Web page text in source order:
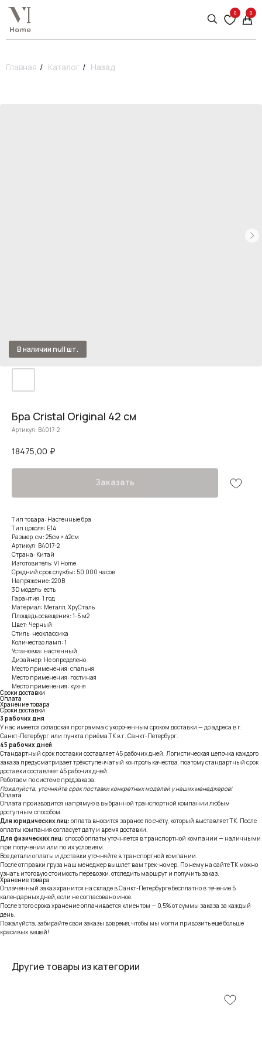
0 0
Главная / Каталог / Назад
Бра Cristal Original 42 см
Артикул: B4017-2
18475,00 ₽
Заказать
Тип товара: Настенные бра
Тип цоколя: E14
Размер, см: 25см × 42см
Артикул: B4017-2
Страна: Китай
Изготовитель: VI Home
Средний срок службы: 50 000 часов
Напряжение: 220В
3D модель: есть
Гарантия: 1 год
Материал: Металл, ХруСталь
Площадь освещения: 1-5 м2
Цвет: Черный
Стиль: неоклассика
Количество ламп: 1
Установка: настенный
Дизайнер: Не определено
Место применения: спальня
Место применения: гостиная
Место применения: кухня
Сроки доставки
Оплата
Хранение товара
Сроки доставки
3 рабочих дня
У нас имеется складская программа с укороченным сроком доставки — до адреса в г.
Санкт-Петербург или пункта приёма ТК в г. Санкт-Петербург.
45 рабочих дней
Стандартный срок поставки составляет 45 рабочих дней. Логистическая цепочка каждого
заказа предусматривает трёхступенчатый контроль качества, поэтому стандартный срок
доставки составляет 45 рабочих дней.
Работаем по системе предзаказа.
Пожалуйста, уточняйте срок поставки конкретных моделей у наших менеджеров!
Оплата
Оплата производится напрямую в выбранной транспортной компании любым
доступным способом.
Для юридических лиц: оплата вносится заранее по счёту, который выставляет ТК. После
оплаты компания согласует дату и время доставки.
Для физических лиц: способ оплаты уточняется в транспортной компании — наличными
при получении или по их условиям.
Все детали оплаты и доставки уточняйте в транспортной компании.
После отправки груза наш менеджер вышлет вам трек-номер. По нему на сайте ТК можно
узнать итоговую стоимость перевозки, отследить маршрут и получить заказ.
Хранение товара
Оплаченный заказ хранится на складе в Санкт-Петербурге бесплатно в течение 5
календарных дней, если не согласовано иное.
После этого срока хранение оплачивается клиентом — 0,5% от суммы заказа за каждый
день.
Пожалуйста, забирайте свои заказы вовремя, чтобы мы могли привозить ещё больше
красивых вещей!
Другие товары из категории